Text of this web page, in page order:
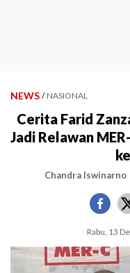
NEWS / NASIONAL
Cerita Farid
Jadi Relawan
Chandra Iswinarno
Rabu, 13